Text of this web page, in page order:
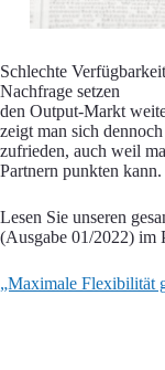
Schlechte
Nachfrage setzen
den Output-Markt
zeigt man sich dennoch
zufrieden, auch weil
Partnern punkten kann.
Lesen Sie unseren
(Ausgabe 01/2022) im
„Maximale Flexibilität